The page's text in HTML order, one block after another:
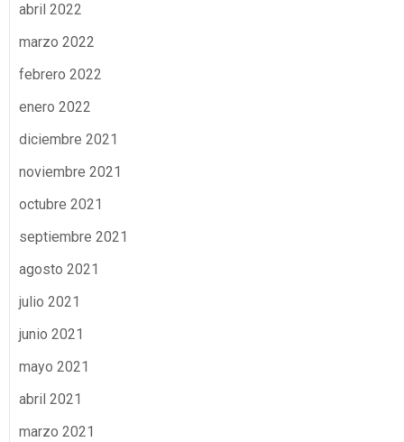
abril 2022
marzo 2022
febrero 2022
enero 2022
diciembre 2021
noviembre 2021
octubre 2021
septiembre 2021
agosto 2021
julio 2021
junio 2021
mayo 2021
abril 2021
marzo 2021